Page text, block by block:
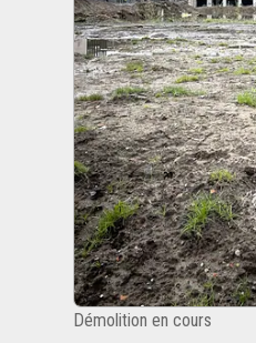
Démolition en cours